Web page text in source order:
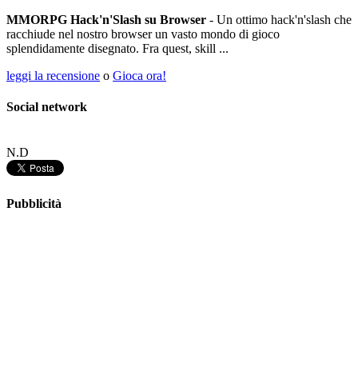
MMORPG Hack'n'Slash su Browser - Un ottimo hack'n'slash che
racchiude nel nostro browser un vasto mondo di gioco
splendidamente disegnato. Fra quest, skill ...
leggi la recensione o Gioca ora!
Social network
N.D
Pubblicità